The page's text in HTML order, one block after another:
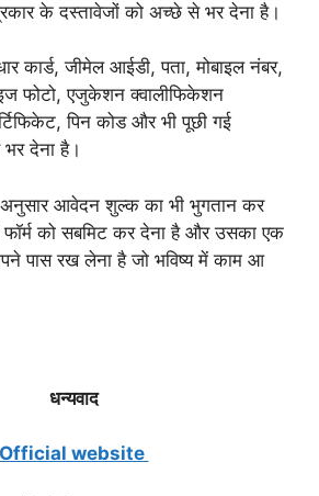
के दस्तावेजों को अच्छे से भर देना है।
कार्ड, जीमेल आईडी, पता, मोबाइल नंबर,
फोटो, एजुकेशन क्वालीफिकेशन
पिन कोड और भी पूछी गई
देना है।
अनुसार आवेदन शुल्क का भी भुगतान कर
को सबमिट कर देना है और उसका एक
पास रख लेना है जो भविष्य में काम आ
धन्यवाद
Official website